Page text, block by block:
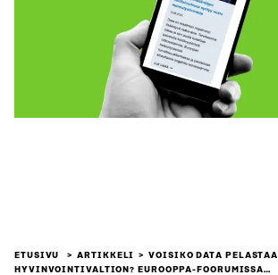
ETUSIVU ARTIKKELI
VOISIKO DATA PELASTAA
HYVINVOINTIVALTION? EUROOPPA-FOORUMISSA…